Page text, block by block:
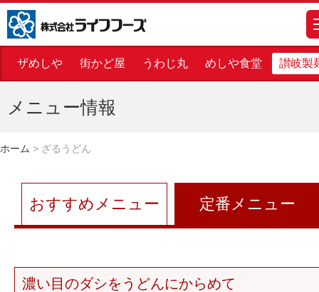
株式会社ライフフーズ
ザめしや 街かど屋 うわじ丸 めしや食堂 讃岐製
メニュー情報
ホーム > ざるうどん
おすすめメニュー 定番メニュー
濃い目のダシをうどんにからめて